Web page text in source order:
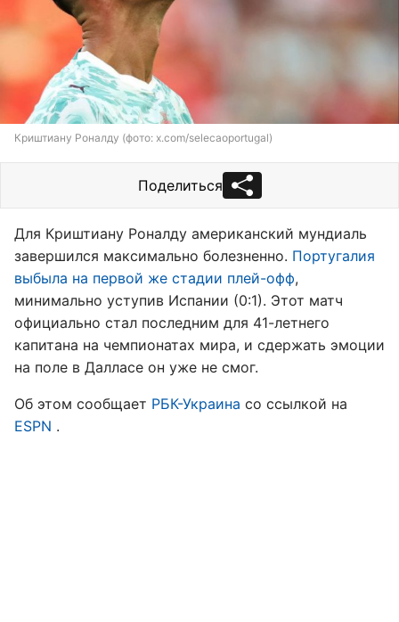
Криштиану Роналду (фото: x.com/selecaoportugal)
Поделиться
Для Криштиану Роналду американский мундиаль
завершился максимально болезненно. Португалия
выбыла на первой же стадии плей-офф,
минимально уступив Испании (0:1). Этот матч
официально стал последним для 41-летнего
капитана на чемпионатах мира, и сдержать эмоции
на поле в Далласе он уже не смог.
Об этом сообщает РБК-Украина со ссылкой на
ESPN .